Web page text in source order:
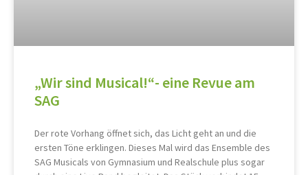
„Wir sind Musical!“- eine Revue am
SAG
Der rote Vorhang öffnet sich, das Licht geht an und die
ersten Töne erklingen. Dieses Mal wird das Ensemble des
SAG Musicals von Gymnasium und Realschule plus sogar